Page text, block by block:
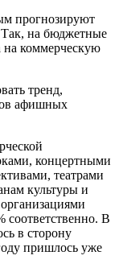
прогнозируют
Так, на бюджетные
на коммерческую
тренд,
афишных
концертными
театрами
культуры и
соответственно. В
в сторону
пришлось уже